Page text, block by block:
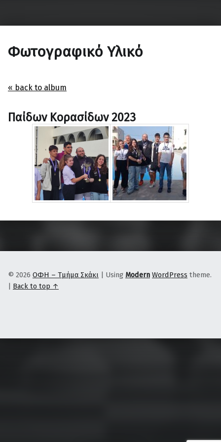
Κάνε τη σωστή κίνηση…
Φωτογραφικό Υλικό
« back to album
Παίδων Κορασίδων 2023
Skip back to main navigation
© 2026 ΟΦΗ – Τμήμα Σκάκι | Using Modern WordPress theme.
| Back to top ↑